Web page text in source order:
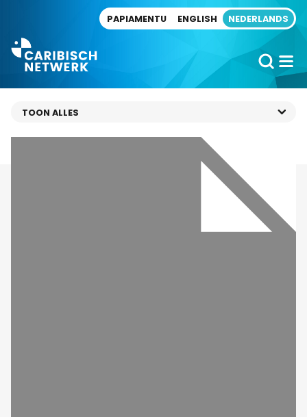
PAPIAMENTU ENGLISH NEDERLANDS